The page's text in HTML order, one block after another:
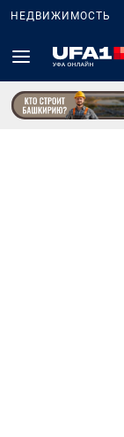
НЕДВИЖИМОСТЬ